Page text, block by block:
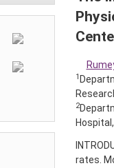
1
2
rates.